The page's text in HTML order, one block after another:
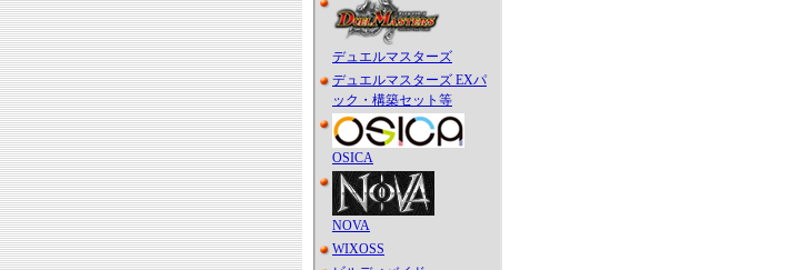
デュエルマスターズ
デュエルマスターズ EXパ
ック・構築セット等
OSICA
NOVA
WIXOSS